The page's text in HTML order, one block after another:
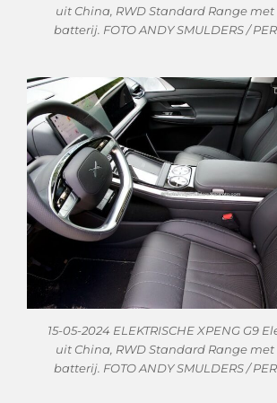
uit China, RWD Standard Range met
batterij. FOTO ANDY SMULDERS /
15-05-2024 ELEKTRISCHE XPENG G9
uit China, RWD Standard Range met
batterij. FOTO ANDY SMULDERS /